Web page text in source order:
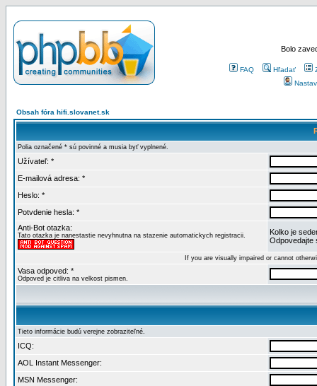
Bolo
FAQ Hľadať
Obsah fóra hifi.slovanet.sk
Polia označené * sú povinné a musia byť vyplnené.
Užívateľ: *
E-mailová adresa: *
Heslo: *
Potvdenie hesla: *
Anti-Bot otazka:
Tato otazka je nanestastie nevyhnutna na stazenie automatickych registracii.
Kolko je
Odpovedajte
If you are visually impaired or cannot
Vasa odpoved: *
Odpoved je citliva na velkost pismen.
Tieto informácie budú verejne zobraziteľné.
ICQ:
AOL Instant Messenger:
MSN Messenger: